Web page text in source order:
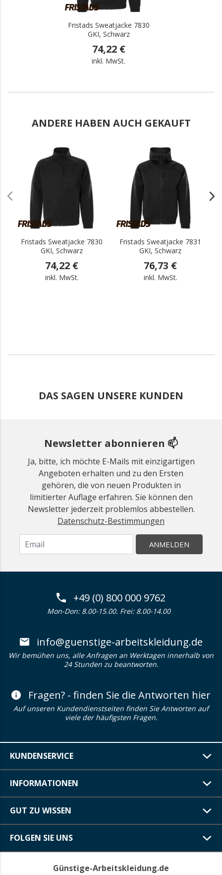
Fristads Sweatjacke 7830
GKI, Schwarz
74,22 €
inkl. MwSt.
ANDERE HABEN AUCH GEKAUFT
Fristads Sweatjacke 7830
GKI, Schwarz
74,22 €
inkl. MwSt.
Fristads Sweatjacke 7831
GKI, Schwarz
76,73 €
inkl. MwSt.
DAS SAGEN UNSERE KUNDEN
Newsletter abonnieren 📫
Ja, bitte, ich möchte E-Mails mit einzigartigen
Angeboten erhalten und zu den Ersten
gehören, die von neuen Produkten in
limitierter Auflage erfahren. Sie können den
Newsletter jederzeit problemlos abbestellen.
Datenschutz-Bestimmungen
ANMELDEN
+49 (0) 800 000 9762
Mon-Don: 8.00-15.00. Frei: 8.00-14.00
info@guenstige-arbeitskleidung.de
Wir bemühen uns, alle Anfragen an Werktagen innerhalb von
24 Stunden zu beantworten.
Fragen? - finden Sie die Antworten hier
Auf unseren Kundendienstseiten finden Sie Antworten auf
viele der häufigsten Fragen.
KUNDENSERVICE
INFORMATIONEN
GUT ZU WISSEN
FOLGEN SIE UNS
Günstige-Arbeitskleidung.de